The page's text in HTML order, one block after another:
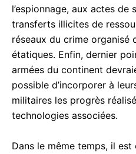
l’espionnage, aux actes de
transferts illicites de
réseaux du crime organisé
étatiques. Enfin, dernier
armées du continent
possible d’incorporer à
militaires les progrès
technologies associées.
Dans le même temps, il est